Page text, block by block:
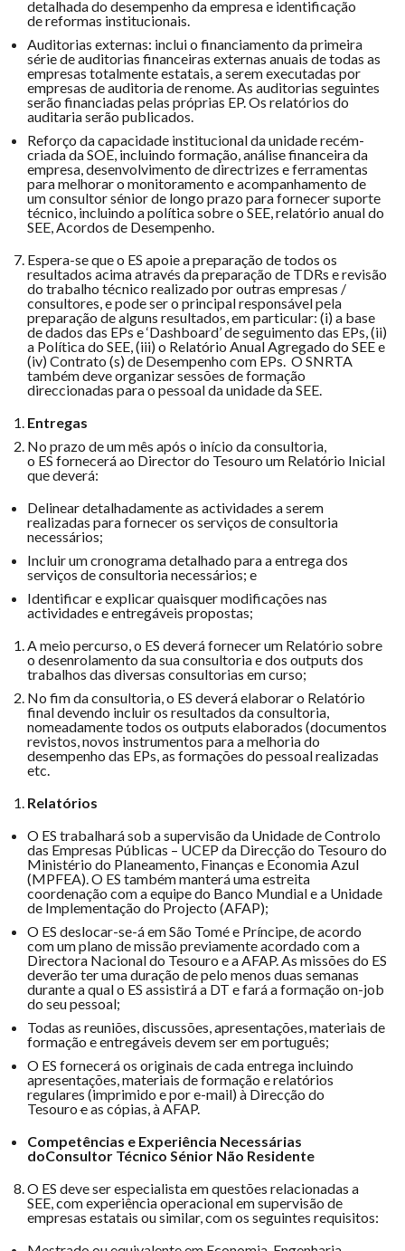
detalhada do desempenho da empresa e identificação
de reformas institucionais.
Auditorias externas: inclui o financiamento da primeira
série de auditorias financeiras externas anuais de todas as
empresas totalmente estatais, a serem executadas por
empresas de auditoria de renome. As auditorias seguintes
serão financiadas pelas próprias EP. Os relatórios do
auditaria serão publicados.
Reforço da capacidade institucional da unidade recém-
criada da SOE, incluindo formação, análise financeira da
empresa, desenvolvimento de directrizes e ferramentas
para melhorar o monitoramento e acompanhamento de
um consultor sénior de longo prazo para fornecer suporte
técnico, incluindo a política sobre o SEE, relatório anual do
SEE, Acordos de Desempenho.
Espera-se que o ES apoie a preparação de todos os
resultados acima através da preparação de TDRs e revisão
do trabalho técnico realizado por outras empresas /
consultores, e pode ser o principal responsável pela
preparação de alguns resultados, em particular: (i) a base
de dados das EPs e ‘Dashboard’ de seguimento das EPs, (ii)
a Política do SEE, (iii) o Relatório Anual Agregado do SEE e
(iv) Contrato (s) de Desempenho com EPs. O SNRTA
também deve organizar sessões de formação
direccionadas para o pessoal da unidade da SEE.
Entregas
No prazo de um mês após o início da consultoria,
o ES fornecerá ao Director do Tesouro um Relatório Inicial
que deverá:
Delinear detalhadamente as actividades a serem
realizadas para fornecer os serviços de consultoria
necessários;
Incluir um cronograma detalhado para a entrega dos
serviços de consultoria necessários; e
Identificar e explicar quaisquer modificações nas
actividades e entregáveis ​​propostas;
A meio percurso, o ES deverá fornecer um Relatório sobre
o desenrolamento da sua consultoria e dos outputs dos
trabalhos das diversas consultorias em curso;
No fim da consultoria, o ES deverá elaborar o Relatório
final devendo incluir os resultados da consultoria,
nomeadamente todos os outputs elaborados (documentos
revistos, novos instrumentos para a melhoria do
desempenho das EPs, as formações do pessoal realizadas
etc.
Relatórios
O ES trabalhará sob a supervisão da Unidade de Controlo
das Empresas Públicas – UCEP da Direcção do Tesouro do
Ministério do Planeamento, Finanças e Economia Azul
(MPFEA). O ES também manterá uma estreita
coordenação com a equipe do Banco Mundial e a Unidade
de Implementação do Projecto (AFAP);
O ES deslocar-se-á em São Tomé e Príncipe, de acordo
com um plano de missão previamente acordado com a
Directora Nacional do Tesouro e a AFAP. As missões do ES
deverão ter uma duração de pelo menos duas semanas
durante a qual o ES assistirá a DT e fará a formação on-job
do seu pessoal;
Todas as reuniões, discussões, apresentações, materiais de
formação e entregáveis ​​devem ser em português;
O ES fornecerá os originais de cada entrega incluindo
apresentações, materiais de formação e relatórios
regulares (imprimido e por e-mail) à Direcção do
Tesouroeas cópias, à AFAP.
Competências e Experiência Necessárias
doConsultor Técnico Sénior Não Residente
O ES deve ser especialista em questões relacionadas a
SEE, com experiência operacional em supervisão de
empresas estatais ou similar, com os seguintes requisitos: